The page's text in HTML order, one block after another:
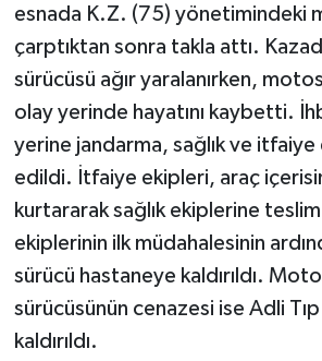
esnada K.Z. (75) yönetimindeki
çarptıktan sonra takla attı.
sürücüsü ağır yaralanırken,
olay yerinde hayatını kaybetti.
yerine jandarma, sağlık ve
edildi. İtfaiye ekipleri, araç
kurtararak sağlık ekiplerine
ekiplerinin ilk müdahalesinin
sürücü hastaneye kaldırıldı.
sürücüsünün cenazesi ise Adli
kaldırıldı.